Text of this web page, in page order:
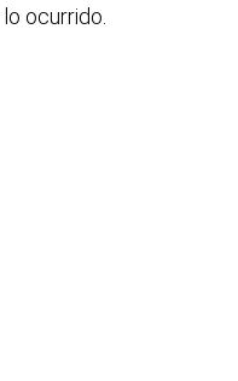
ocurrido.